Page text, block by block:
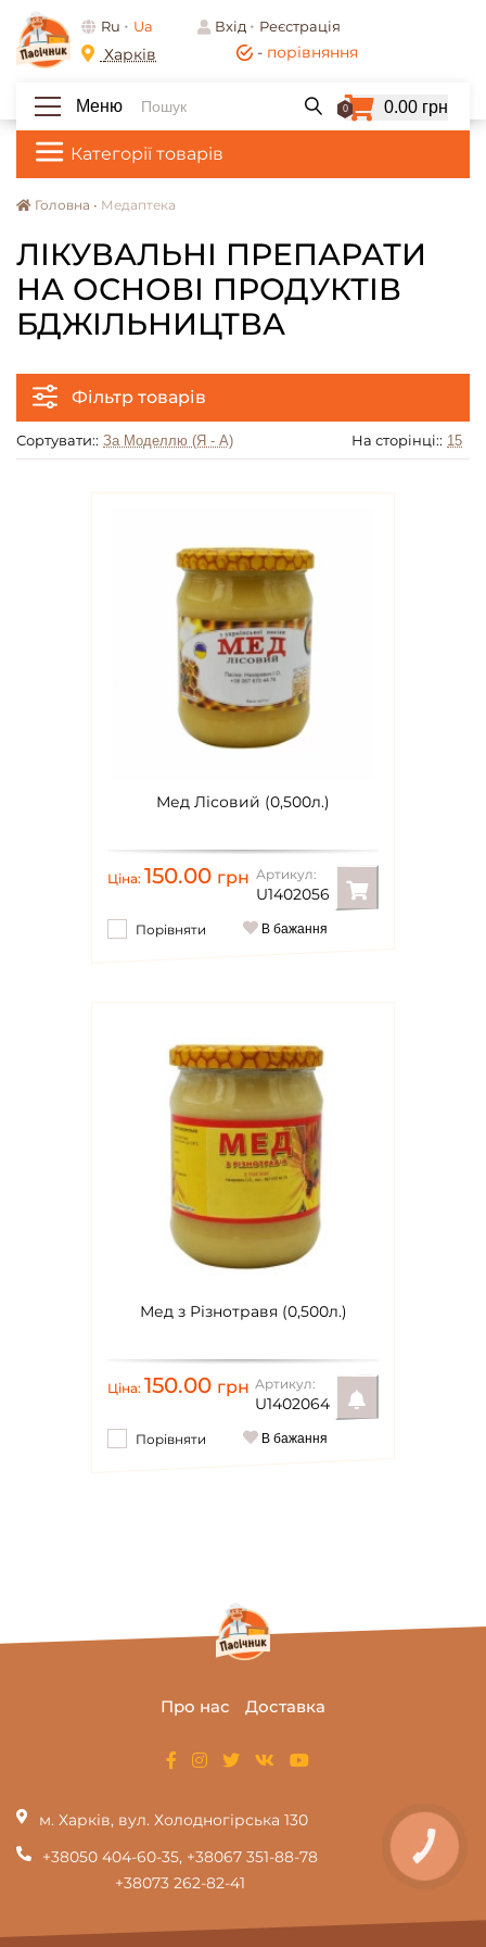
- порівняння
Ru Ua Вхід Реєстрація
Харків
Категорії товарів
Меню 0 0.00 грн
Головна • Медаптека
ЛІКУВАЛЬНІ ПРЕПАРАТИ
НА ОСНОВІ ПРОДУКТІВ
БДЖІЛЬНИЦТВА
Фільтр товарів
Сортувати:: На сторінці::
Мед Лісовий (0,500л.)
Ціна: 150.00 грн Артикул:
U1402056
Порівняти В бажання
Мед з Різнотравя (0,500л.)
Ціна: 150.00 грн Артикул:
U1402064
Порівняти В бажання
Про нас Доставка
м. Харків, вул. Холодногірська 130
+38050 404-60-35, +38067 351-88-78
+38073 262-82-41
КНОПКА
ЗВ'ЯЗКУ